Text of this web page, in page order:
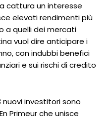
cattura un interesse
elevati rendimenti più
a quelli dei mercati
vuol dire anticipare i
con indubbi benefici
e sui rischi di credito
nuovi investitori sono
Primeur che unisce